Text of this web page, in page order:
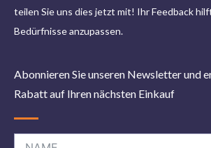
teilen Sie uns dies jetzt mit! Ihr Feedback
Bedürfnisse anzupassen.
Abonnieren Sie unseren Newsletter und
Rabatt auf Ihren nächsten Einkauf